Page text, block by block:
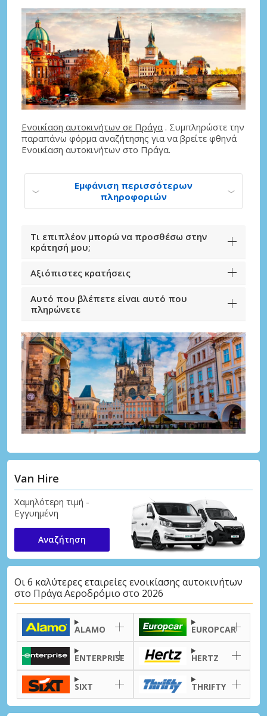
Ενοικίαση αυτοκινήτων σε Πράγα . Συμπληρώστε την
παραπάνω φόρμα αναζήτησης για να βρείτε φθηνά
Ενοικίαση αυτοκινήτων στο Πράγα.
Εμφάνιση περισσότερων
πληροφοριών
Τι επιπλέον μπορώ να προσθέσω στην
κράτησή μου;
Αξιόπιστες κρατήσεις
Αυτό που βλέπετε είναι αυτό που
πληρώνετε
Van Hire
Χαμηλότερη τιμή -
Εγγυημένη
Αναζήτηση
Οι 6 καλύτερες εταιρείες ενοικίασης αυτοκινήτων
στο Πράγα Αεροδρόμιο στο 2026
ALAMO EUROPCAR
ENTERPRISE HERTZ
SIXT THRIFTY